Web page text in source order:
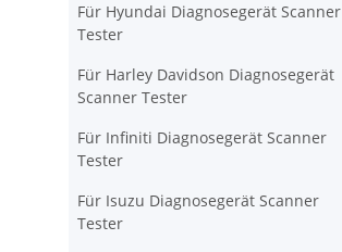
Für Hyundai Diagnosegerät Scanner
Tester
Für Harley Davidson Diagnosegerät
Scanner Tester
Für Infiniti Diagnosegerät Scanner
Tester
Für Isuzu Diagnosegerät Scanner
Tester